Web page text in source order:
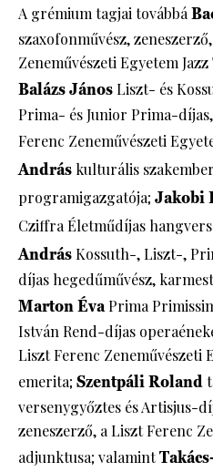
A grémium tagjai továbbá
szaxofonművész,
Zeneművészeti Egyetem
Balázs JánosLiszt- és
Prima- és Junior Prima-
Ferenc Zeneművészeti
András kulturális
programigazgatója; Jakobi
Cziffra Életműdíjas
AndrásKossuth-, Liszt-,
díjas hegedűművész,
Marton Éva Prima
István Rend-díjas
Liszt Ferenc Zeneművészeti
emerita; Szentpáli Roland
versenygyőztes és Artisjus-
zeneszerző, a Liszt Ferenc
adjunktusa; valamint